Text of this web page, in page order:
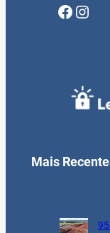
Facebook Instagram
Mais